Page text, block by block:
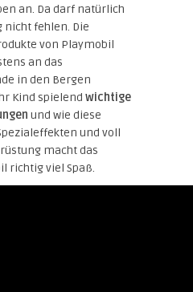
an. Da darf natürlich
nicht fehlen. Die
von Playmobil
an das
in den Bergen
Kind spielend wichtige
und wie diese
und voll
macht das
richtig viel Spaß.